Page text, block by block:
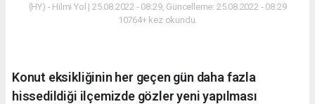
(HY) - Hilmi Yol | 25.08.2022 - 08:29, Güncelleme: 25.08.2022 - 08:29
10764+ kez okundu.
Konut eksikliğinin her geçen gün daha fazla
hissedildiği ilçemizde gözler yeni yapılması